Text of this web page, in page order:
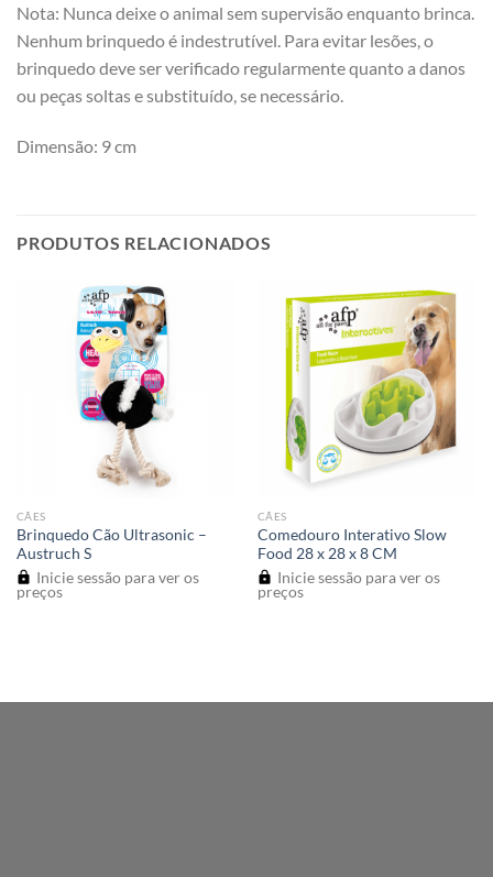
Nota: Nunca deixe o animal sem supervisão enquanto brinca.
Nenhum brinquedo é indestrutível. Para evitar lesões, o
brinquedo deve ser verificado regularmente quanto a danos
ou peças soltas e substituído, se necessário.
Dimensão: 9 cm
PRODUTOS RELACIONADOS
CÃES
Brinquedo Cão Ultrasonic –
Austruch S
Inicie sessão para ver os
preços
CÃES
Comedouro Interativo Slow
Food 28 x 28 x 8 CM
Inicie sessão para ver os
preços